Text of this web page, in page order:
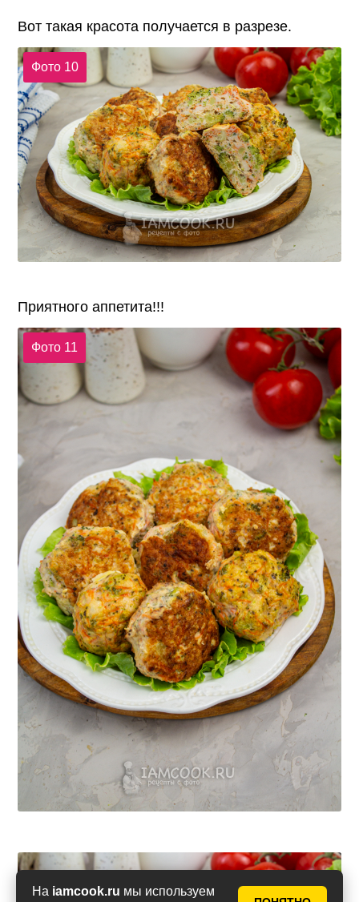
На iamcook.ru мы используем
Вот такая красота получается в разрезе.
Фото 10
Приятного аппетита!!!
Фото 11